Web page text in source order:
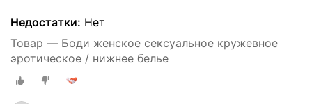
Недостатки: Нет
Товар — Боди женское сексуальное кружевное
эротическое / нижнее белье